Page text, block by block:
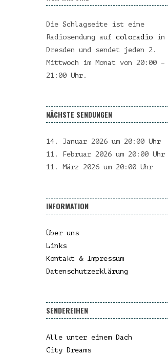
Die Schlagseite ist eine
Radiosendung auf coloradio in
Dresden und sendet jeden 2.
Mittwoch im Monat von 20:00 –
21:00 Uhr.
NÄCHSTE SENDUNGEN
14. Januar 2026 um 20:00 Uhr
11. Februar 2026 um 20:00 Uhr
11. März 2026 um 20:00 Uhr
INFORMATION
Über uns
Links
Kontakt & Impressum
Datenschutzerklärung
SENDEREIHEN
Alle unter einem Dach
City Dreams